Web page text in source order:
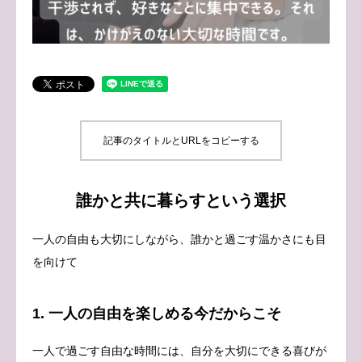
記事のタイトルとURLをコピーする
誰かと共に暮らすという選択
一人の自由も大切にしながら、誰かと過ごす温かさにも目
を向けて
1. 一人の自由を楽しめる今だからこそ
一人で過ごす自由な時間には、自分を大切にできる喜びが